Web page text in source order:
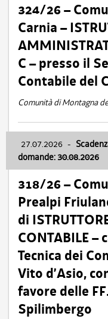
324/26 –
Carnia –
C – presso il
Contabile del
Comunità di Montagna
27.07.2026 -
domande: 30.08.2026
318/26 –
Prealpi
di
CONTABILE –
Tecnica dei
Vito d’Asio,
favore delle
Spilimbergo